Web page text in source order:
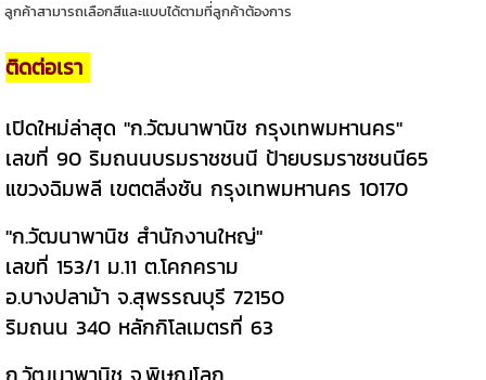
ลูกค้าสามารถเลือกสีและแบบได้ตามที่ลูกค้าต้องการ
ติดต่อเรา
เปิดใหม่ล่าสุด "ก.วัฒนาพานิช กรุงเทพมหานคร"
เลขที่ 90 ริมถนนบรมราชชนนี ป้ายบรมราชชนนี65
แขวงฉิมพลี เขตตลิ่งชัน กรุงเทพมหานคร 10170
"ก.วัฒนาพานิช สำนักงานใหญ่"
เลขที่ 153/1 ม.11 ต.โคกคราม
อ.บางปลาม้า จ.สุพรรณบุรี 72150
ริมถนน 340 หลักกิโลเมตรที่ 63